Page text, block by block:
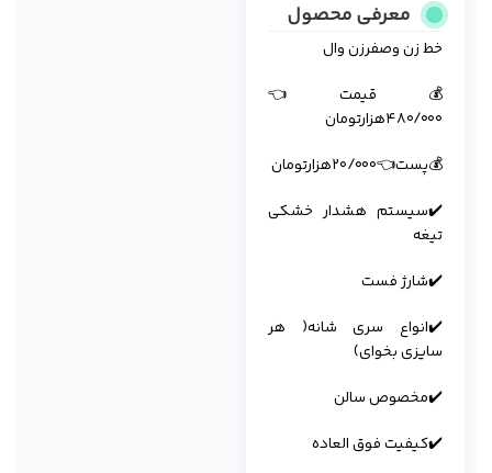
معرفی محصول
خط زن وصفرزن وال
💰قیمت👈
۴۸۰/۰۰۰هزارتومان
💰پست👈۲۰/۰۰۰هزارتومان
✔️سیستم هشدار خشکی
تیغه
✔️شارژ فست
✔️انواع سری شانه( هر
سایزی بخوای)
✔️مخصوص سالن
✔️کیفیت فوق العاده